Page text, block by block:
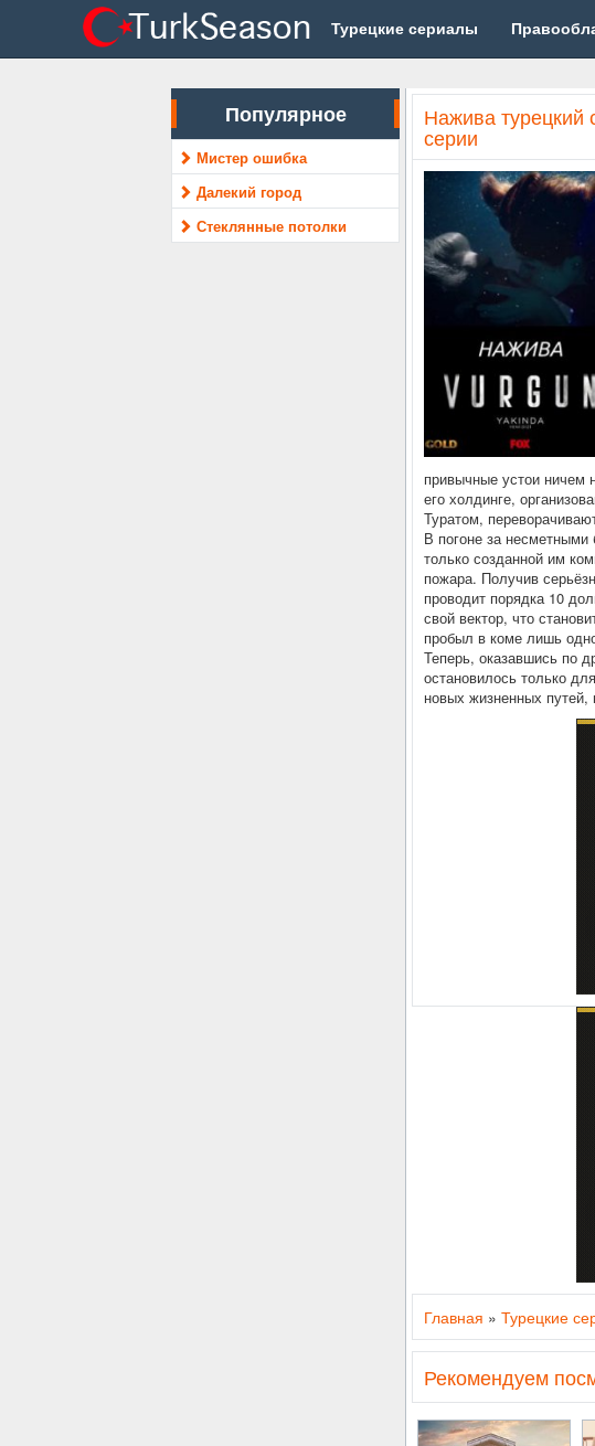
Турецкие сериалы
Популярное
Мистер ошибка
Далекий город
Стеклянные потолки
Нажива турецкий
серии
привычные устои
его холдинге,
Туратом,
В погоне за
только созданной им
пожара. Получив
проводит порядка 10
свой вектор, что
пробыл в коме лишь
Теперь, оказавшись по
остановилось только
новых жизненных
Главная » Турецкие
Рекомендуем